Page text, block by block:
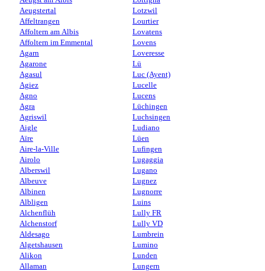
Aeugstertal
Affeltrangen
Affoltern am Albis
Affoltern im Emmental
Agarn
Agarone
Agasul
Agiez
Agno
Agra
Agriswil
Aigle
Aïre
Aire-la-Ville
Airolo
Alberswil
Albeuve
Albinen
Albligen
Alchenflüh
Alchenstorf
Aldesago
Algetshausen
Alikon
Allaman
Lotzwil
Lourtier
Lovatens
Lovens
Loveresse
Lü
Luc (Ayent)
Lucelle
Lucens
Lüchingen
Luchsingen
Ludiano
Lüen
Lufingen
Lugaggia
Lugano
Lugnez
Lugnorre
Luins
Lully FR
Lully VD
Lumbrein
Lumino
Lunden
Lungern